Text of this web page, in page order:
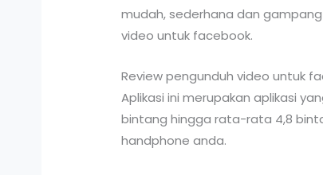
mudah, sederhana dan
video untuk facebook.
Review pengunduh video untuk
Aplikasi ini merupakan aplikasi
bintang hingga rata-rata 4,8
handphone anda.